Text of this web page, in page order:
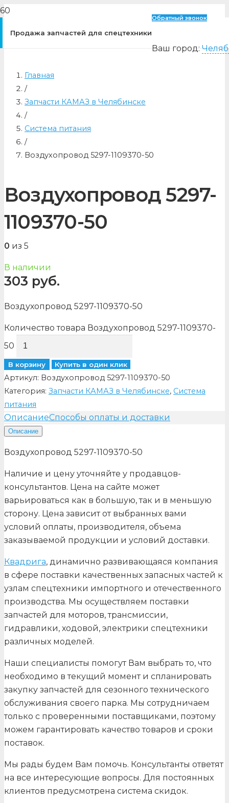
Продажа запчастей для спецтехники
Обратный звонок
Ваш город:
Главная
/
Запчасти КАМАЗ в Челябинске
/
Система питания
/
Воздухопровод 5297-1109370-50
Воздухопровод 5297-
1109370-50
0 из 5
В наличии
303 руб.
Воздухопровод 5297-1109370-50
Количество товара Воздухопровод 5297-1109370-
50
В корзину Купить в один клик
Артикул: Воздухопровод 5297-1109370-50
Категория: Запчасти КАМАЗ в Челябинске, Система
питания
ОписаниеСпособы оплаты и доставки
Описание
Воздухопровод 5297-1109370-50
Наличие и цену уточняйте у продавцов-
консультантов. Цена на сайте может
варьироваться как в большую, так и в меньшую
сторону. Цена зависит от выбранных вами
условий оплаты, производителя, объема
заказываемой продукции и условий доставки.
Квадрига, динамично развивающаяся компания
в сфере поставки качественных запасных частей к
узлам спецтехники импортного и отечественного
производства. Мы осуществляем поставки
запчастей для моторов, трансмиссии,
гидравлики, ходовой, электрики спецтехники
различных моделей.
Наши специалисты помогут Вам выбрать то, что
необходимо в текущий момент и спланировать
закупку запчастей для сезонного технического
обслуживания своего парка. Мы сотрудничаем
только с проверенными поставщиками, поэтому
можем гарантировать качество товаров и сроки
поставок.
Мы рады будем Вам помочь. Консультанты ответят
на все интересующие вопросы. Для постоянных
клиентов предусмотрена система скидок.